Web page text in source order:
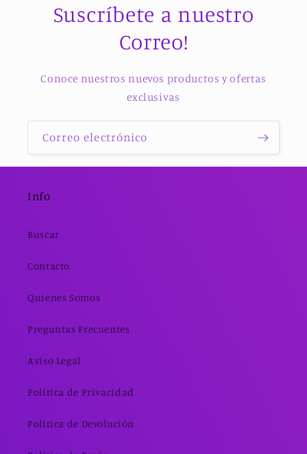
Suscríbete a nuestro
Correo!
Conoce nuestros nuevos productos y ofertas
exclusivas
Correo electrónico
Info
Buscar
Contacto
Quienes Somos
Preguntas Frecuentes
Aviso Legal
Política de Privacidad
Política de Devolución